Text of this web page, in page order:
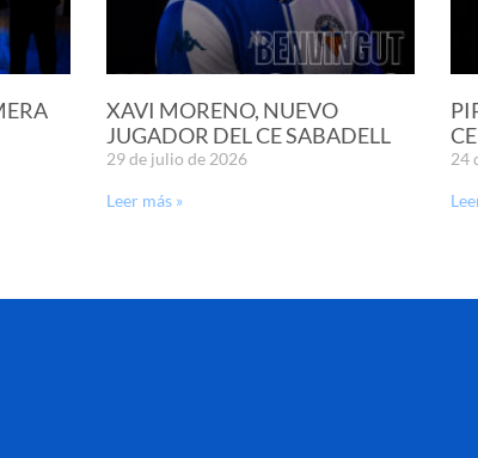
XAVI MORENO, NUEVO
JUGADOR DEL CE SABADELL
29 de julio de 2026
Leer más »
24